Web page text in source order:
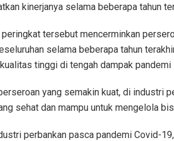
kinerjanya selama beberapa tahun
tersebut mencerminkan
selama beberapa tahun
tinggi di tengah dampak pandemi
yang semakin kuat, di industri
sehat dan mampu untuk mengelola
perbankan pasca pandemi Covid-